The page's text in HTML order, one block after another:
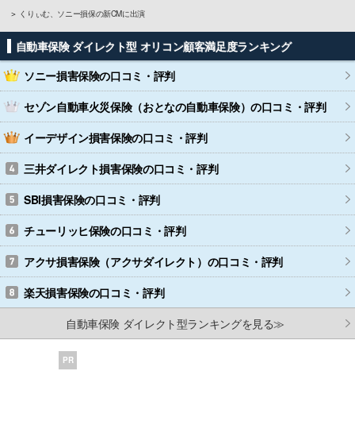
くりぃむ、ソニー損保の新CMに出演
自動車保険 ダイレクト型 オリコン顧客満足度ランキング
ソニー損害保険の口コミ・評判
セゾン自動車火災保険（おとなの自動車保険）の口コミ・評判
イーデザイン損害保険の口コミ・評判
三井ダイレクト損害保険の口コミ・評判
SBI損害保険の口コミ・評判
チューリッヒ保険の口コミ・評判
アクサ損害保険（アクサダイレクト） の口コミ・評判
楽天損害保険の口コミ・評判
自動車保険 ダイレクト型ランキングを見る≫
PR